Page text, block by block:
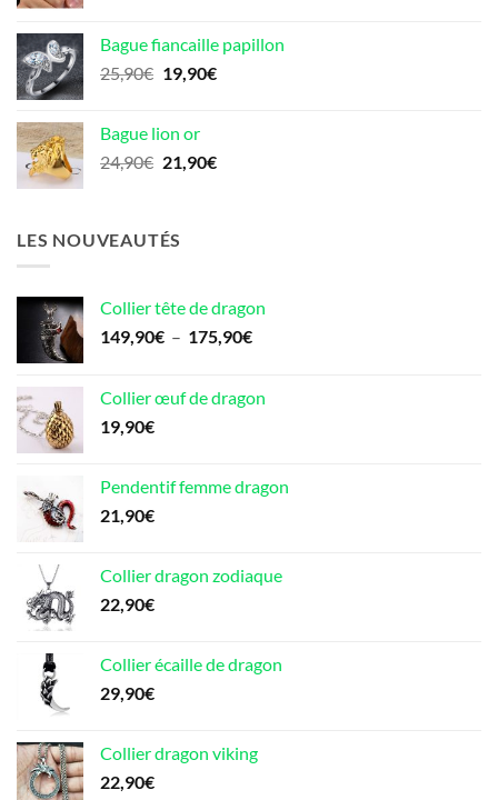
était :
88,90€.
est :
50,00€.
Bague fiancaille papillon
25,90€ Le
était :
25,90€.
19,90€Le
19,90€.
Bague lion or
24,90€ Le
était :
24,90€.
21,90€Le
LES NOUVEAUTÉS
Collier tête de dragon
149,90€ – 175,90€Plage
149,90€
Collier œuf de dragon
19,90€
Pendentif femme dragon
21,90€
Collier dragon zodiaque
22,90€
Collier écaille de dragon
29,90€
Collier dragon viking
22,90€